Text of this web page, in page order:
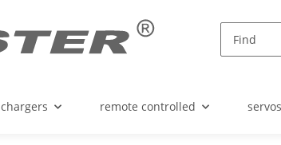
chargers remote controlled servos